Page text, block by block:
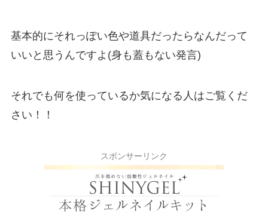
基本的にそれっぽい色や道具だったらなんだって
いいと思うんですよ(身も蓋もない発言)
それでも何を使っているか気になる人はご覧くだ
さい！！
スポンサーリンク